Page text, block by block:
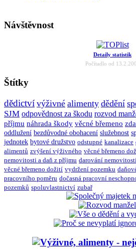
Návštěvnost
Detaily statistik
Počítadlo od
Štítky
dědictví výživné alimenty dědění
SJM odpovědnost za škodu rozvod
příjmu náhrada škody věcné břemeno
oddlužení bezdůvodné obohacení služebnost
jednotek bytové družstvo odstupné kanalizace
alimentů zvýšení výživného věcné břemeno
nemovitosti a daň z příjmu darování nemovitosti
věcné břemeno dožití vydržení pozemku
pracovního poměru dočasná pracovní
pozemků spoluvlastnictví zubař